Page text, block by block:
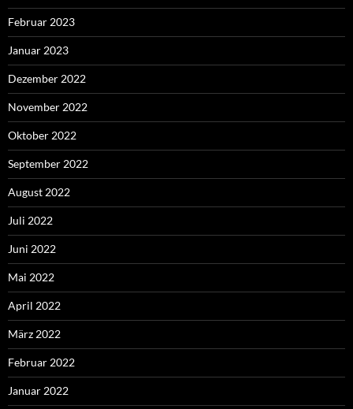
Februar 2023
Januar 2023
Dezember 2022
November 2022
Oktober 2022
September 2022
August 2022
Juli 2022
Juni 2022
Mai 2022
April 2022
März 2022
Februar 2022
Januar 2022